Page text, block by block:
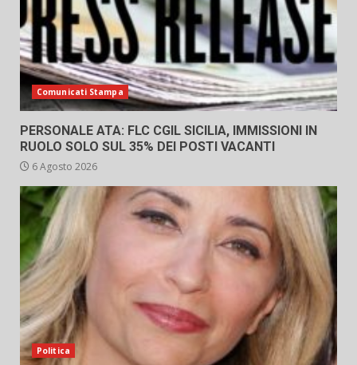
Comunicati Stampa
PERSONALE ATA: FLC CGIL SICILIA, IMMISSIONI IN
RUOLO SOLO SUL 35% DEI POSTI VACANTI
6 Agosto 2026
Politica